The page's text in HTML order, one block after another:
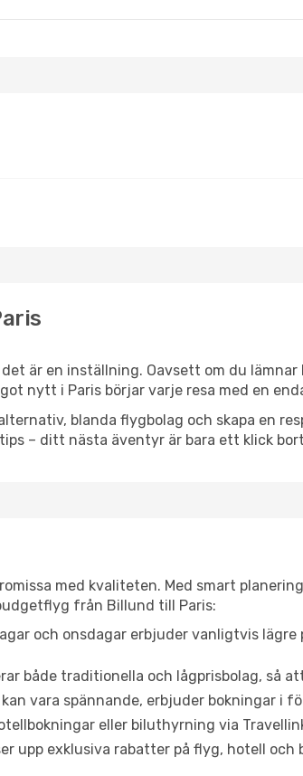
är en inställning. Oavsett om du
nytt i Paris börjar varje resa med en
blanda flygbolag och skapa en
– ditt nästa äventyr är bara ett klick
med kvaliteten. Med smart
från Billund till Paris:
och onsdagar erbjuder vanligtvis
både traditionella och lågprisbolag, så
vara spännande, erbjuder bokningar i
eller biluthyrning via
upp exklusiva rabatter på flyg, hotell